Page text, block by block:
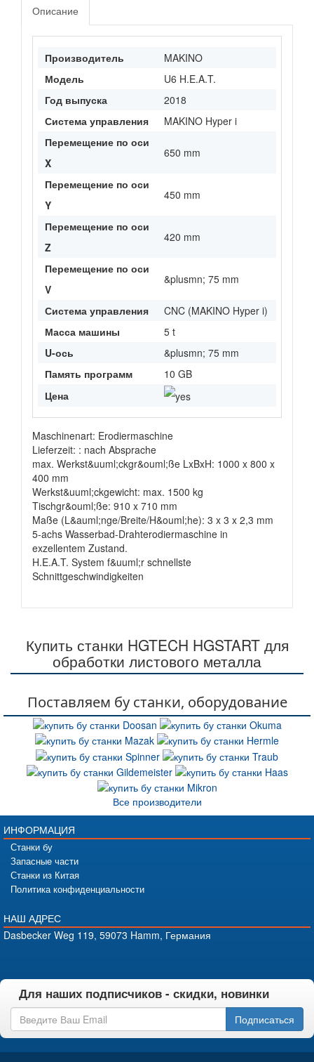
Описание
Производитель
MAKINO
Модель
U6 H.E.A.T.
Год выпуска
2018
Система управления
MAKINO Hyper i
Перемещение по оси
X
650 mm
Перемещение по оси
Y
450 mm
Перемещение по оси
Z
420 mm
Перемещение по оси
V
&plusmn; 75 mm
Система управления
CNC (MAKINO Hyper i)
Масса машины
5 t
U-ось
&plusmn; 75 mm
Память программ
10 GB
Цена
Maschinenart: Erodiermaschine
Lieferzeit: : nach Absprache
max. Werkst&uuml;ckgr&ouml;ße LxBxH: 1000 x 800 x
400 mm
Werkst&uuml;ckgewicht: max. 1500 kg
Tischgr&ouml;ße: 910 x 710 mm
Maße (L&auml;nge/Breite/H&ouml;he): 3 x 3 x 2,3 mm
5-achs Wasserbad-Drahterodiermaschine in
exzellentem Zustand.
H.E.A.T. System f&uuml;r schnellste
Schnittgeschwindigkeiten
Купить станки HGTECH HGSTART для
обработки листового металла
Поставляем бу станки, оборудование
Все производители
ИНФОРМАЦИЯ
Станки бу
Запасные части
Станки из Китая
Политика конфиденциальности
НАШ АДРЕС
Dasbecker Weg 119, 59073 Hamm, Германия
Для наших подписчиков - скидки, новинки
Подписаться